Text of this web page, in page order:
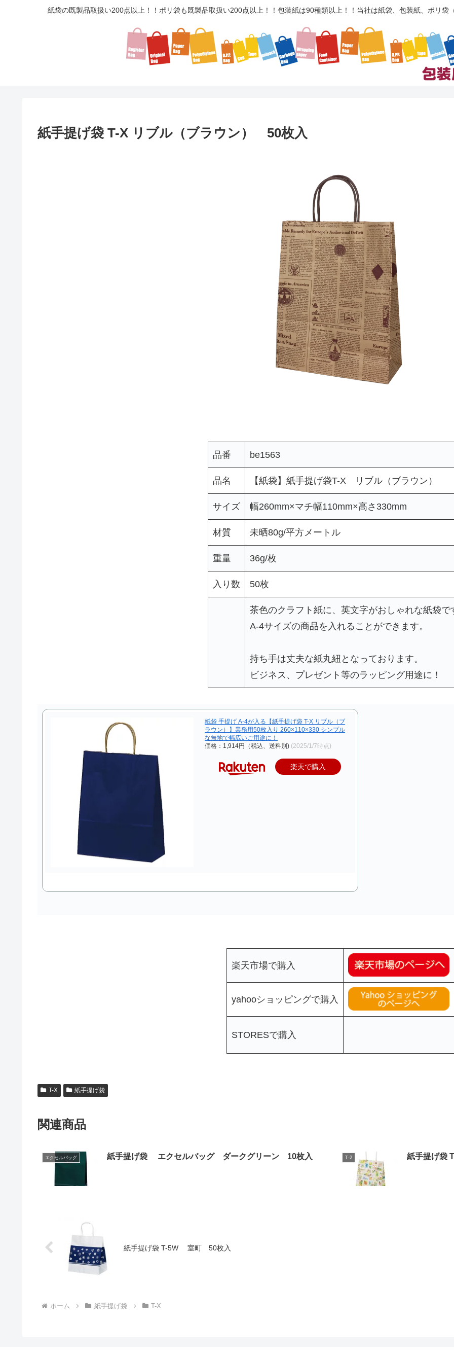
紙袋の既製品取扱い200点以上！！ポリ袋も既製品取扱い200点以上！！包装紙は90種類以上！！当社は紙袋、包装紙、ポリ
紙手提げ袋 T-X リブル（ブラウン） 50枚入
品番 be1563
品名 【紙袋】紙手提げ袋T-X リブル（ブラウン）
サイズ 幅260mm×マチ幅110mm×高さ330mm
材質 未晒80g/平方メートル
重量 36g/枚
入り数 50枚
茶色のクラフト紙に、英文字がおしゃれな紙袋で
A-4サイズの商品を入れることができます。
持ち手は丈夫な紙丸紐となっております。
ビジネス、プレゼント等のラッピング用途に！
紙袋 手提げ A-4が入る【紙手提げ袋 T-X リブル（ブ
ラウン）】業務用50枚入り 260×110×330 シンプル
な無地で幅広いご用途に！
価格：1,914円（税込、送料別) (2025/1/7時点)
楽天で購入
楽天市場で購入
yahooショッピングで購入
STORESで購入
T-X 紙手提げ袋
関連商品
エクセルバッグ 紙手提げ袋 エクセルバッグ ダークグリーン 10枚入 T-2 紙手提げ袋
紙手提げ袋 T-5W 室町 50枚入
ホーム 紙手提げ袋 T-X